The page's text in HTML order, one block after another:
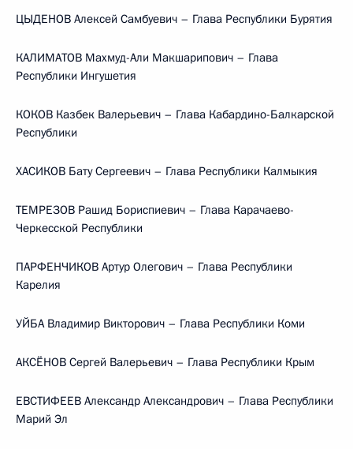
ЦЫДЕНОВ Алексей Самбуевич – Глава Республики Бурятия
КАЛИМАТОВ Махмуд-Али Макшарипович – Глава
Республики Ингушетия
КОКОВ Казбек Валерьевич – Глава Кабардино-Балкарской
Республики
ХАСИКОВ Бату Сергеевич – Глава Республики Калмыкия
ТЕМРЕЗОВ Рашид Бориспиевич – Глава Карачаево-
Черкесской Республики
ПАРФЕНЧИКОВ Артур Олегович – Глава Республики
Карелия
УЙБА Владимир Викторович – Глава Республики Коми
АКСЁНОВ Сергей Валерьевич – Глава Республики Крым
ЕВСТИФЕЕВ Александр Александрович – Глава Республики
Марий Эл